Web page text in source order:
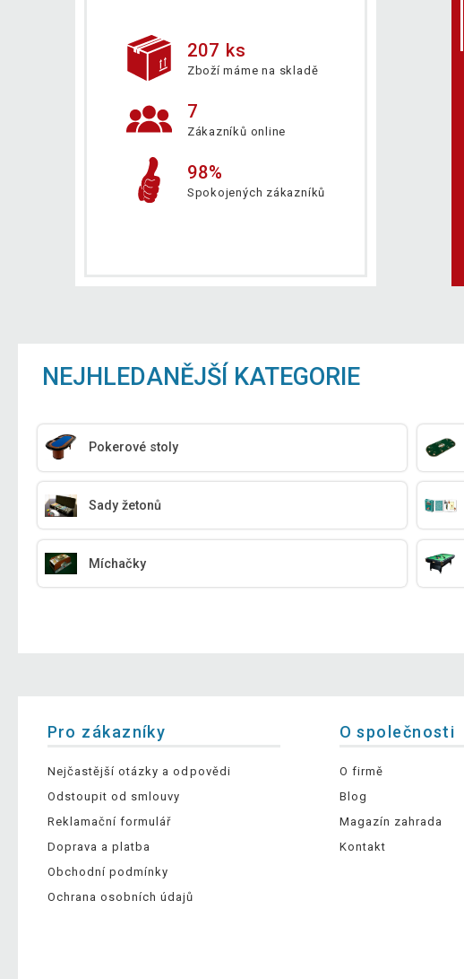
207 ks
Zboží máme na skladě
7
Zákazníků online
98%
Spokojených zákazníků
NEJHLEDANĚJŠÍ KATEGORIE
Pokerové stoly
Sady žetonů
Míchačky
Pro zákazníky
Nejčastější otázky a odpovědi
Odstoupit od smlouvy
Reklamační formulář
Doprava a platba
Obchodní podmínky
Ochrana osobních údajů
O společnosti
O firmě
Blog
Magazín zahrada
Kontakt